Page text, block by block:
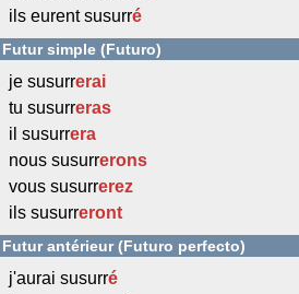
ils eurent susurré
Futur simple (Futuro)
je susurrerai
tu susurreras
il susurrera
nous susurrerons
vous susurrerez
ils susurreront
Futur antérieur (Futuro perfecto)
j'aurai susurré